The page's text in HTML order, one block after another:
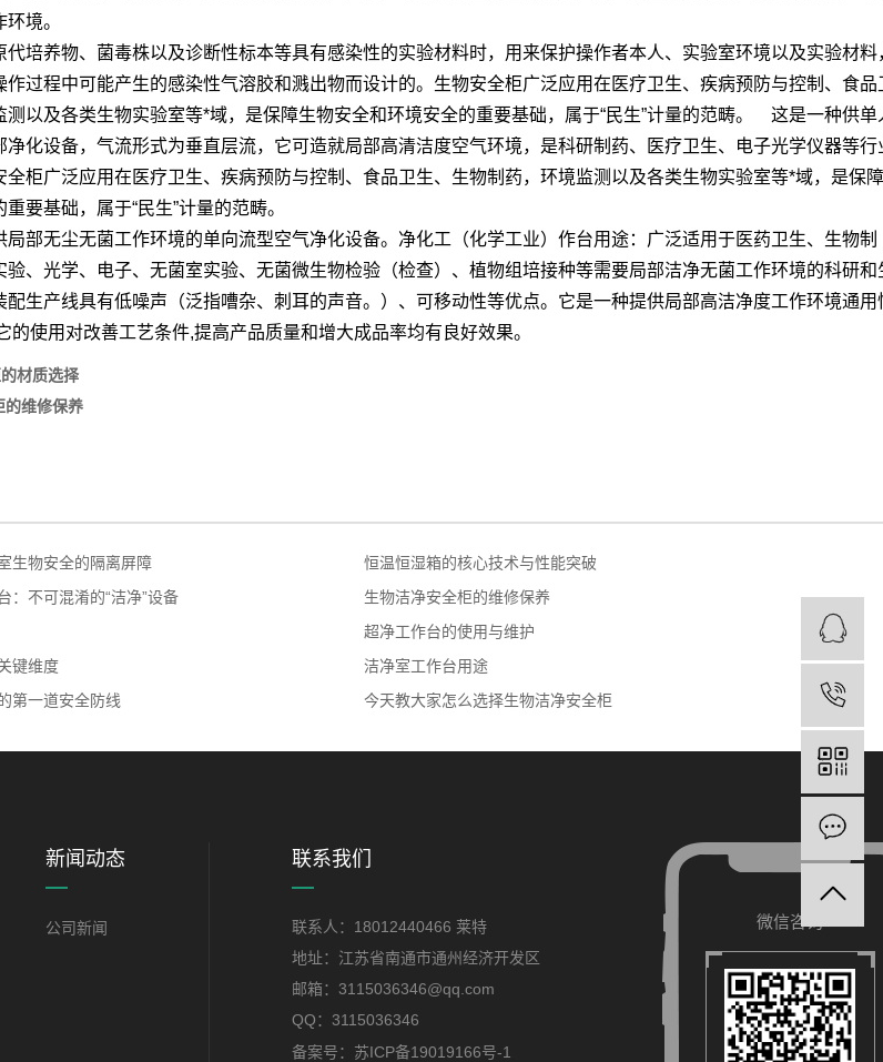
境。
代培养物、菌毒株以及诊断性标本等具有感染性的实验材料时，用来保护操作者本人、实验室环境以及实验材料
过程中可能产生的感染性气溶胶和溅出物而设计的。 生物安全柜广泛应用在医疗卫生、疾病预防与控制、食品
测以及各类生物实验室等*域，是保障生物安全和环境安全的重要基础，属于“民生”计量的范畴。 这是一种供单
净化设备，气流形式为垂直层流，它可造就局部高清洁度空气环境，是科研制药、医疗卫生、电子光学仪器等行
全柜广泛应用在医疗卫生、疾病预防与控制、食品卫生、生物制药，环境监测以及各类生物实验室等*域，是保障
要基础，属于“民生”计量的范畴。
局部无尘无菌工作环境的单向流型空气净化设备。净化工（化学工业）作台用途：广泛适用于医药卫生、生物制
验、光学、电子、无菌室实验、无菌微生物检验（检查）、植物组培接种等需要局部洁净无菌工作环境的科研和
配生产线具有低噪声（泛指嘈杂、刺耳的声音。）、可移动性等优点。它是一种提供局部高洁净度工作环境通用
的使用对改善工艺条件,提高产品质量和增大成品率均有良好效果。
材质选择
的维修保养
生物安全的隔离屏障
恒温恒湿箱的核心技术与性能突破
：不可混淆的“洁净”设备
生物洁净安全柜的维修保养
超净工作台的使用与维护
键维度
洁净室工作台用途
第一道安全防线
今天教大家怎么选择生物洁净安全柜
新闻动态
公司新闻
联系我们
联系人：18012440466 莱特
地址：江苏省南通市通州经济开发区
邮箱：3115036346@qq.com
QQ：3115036346
备案号：苏ICP备19019166号-1
微信咨询